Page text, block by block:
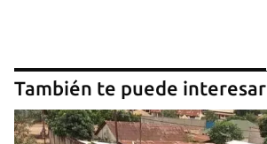
También te puede interesar